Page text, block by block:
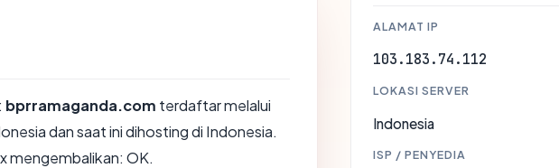
bprramaganda.com terdaftar melalui
dan saat ini dihosting di Indonesia.
mengembalikan: OK.
ALAMAT IP
103.183.74.112
LOKASI SERVER
Indonesia
ISP / PENYEDIA